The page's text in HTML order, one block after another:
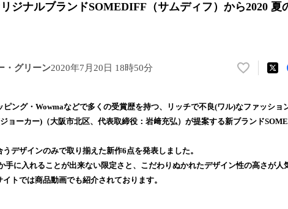
ジナルブランドSOMEDIFF（サムディフ）から2020 夏
・グリーン2020年7月20日 18時50分
い
！
数
み
ピング・Wowmaなどで多くの受賞歴を持つ、リッチで不良(ワル)なファッショ
ョーカー)（大阪市北区、代表取締役：岩﨑充弘）が提案する新ブランド
デザインのみで取り揃えた新作6点を発表しました。
手に入れることが出来ない限定さと、こだわりぬかれたデザイン性の高さが人
トでは商品動画でも紹介されております。